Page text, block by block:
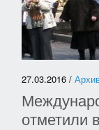
27.03.2016 /
отметили